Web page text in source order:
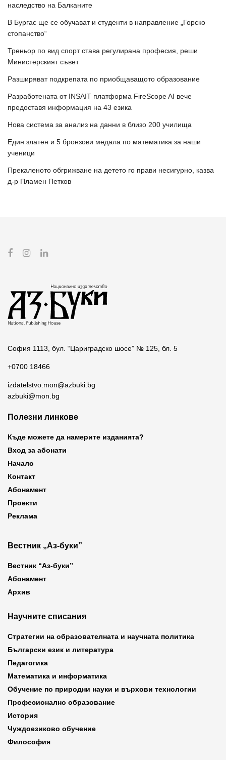
наследство на Балканите
В Бургас ще се обучават и студенти в направление „Горско
стопанство“
Треньор по вид спорт става регулирана професия, реши
Министерският съвет
Разширяват подкрепата по приобщаващото образование
Разработената от INSAIT платформа FireScope AI вече
предоставя информация на 43 езика
Нова система за анализ на данни в близо 200 училища
Един златен и 5 бронзови медала по математика за наши
ученици
Прекаленото обгрижване на детето го прави несигурно, казва
д-р Пламен Петков
София 1113, бул. “Цариградско шосе” № 125, бл. 5
+0700 18466
izdatelstvo.mon@azbuki.bg
azbuki@mon.bg
Полезни линкове
Къде можете да намерите изданията?
Вход за абонати
Начало
Контакт
Абонамент
Проекти
Реклама
Вестник „Аз-буки”
Вестник “Аз-буки”
Абонамент
Архив
Научните списания
Стратегии на образователната и научната политика
Български език и литература
Педагогика
Математика и информатика
Обучение по природни науки и върхови технологии
Професионално образование
История
Чуждоезиково обучение
Философия